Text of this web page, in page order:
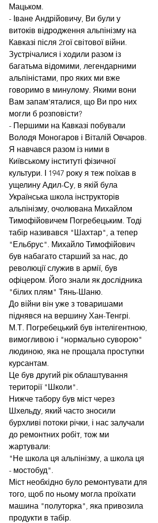
Мацьком.
- Іване Андрійовичу, Ви були у
витоків відродження альпінізму на
Кавказі після 2гої світової війни.
Зустрічалися і ходили разом із
багатьма відомими, легендарними
альпіністами, про яких ми вже
говоримо в минулому. Якими вони
Вам запам'яталися, що Ви про них
могли б розповісти?
- Першими на Кавказі побували
Володя Моногаров і Віталій Овчаров.
Я навчався разом із ними в
Київському інституті фізичної
культури. І 1947 року я теж поїхав в
ущелину Адил-Су, в якій була
Українська школа інструкторів
альпінізму, очолювана Михайлом
Тимофійовичем Погребецьким. Тоді
табір називався "Шахтар", а тепер
"Ельбрус". Михайло Тимофійович
був набагато старший за нас, до
революції служив в армії, був
офіцером. Його знали як дослідника
"білих плям" Тянь-Шаню.
До війни він уже з товаришами
піднявся на вершину Хан-Тенгрі.
М.Т. Погребецький був інтелігентною,
вимогливою і "нормально суворою"
людиною, яка не прощала проступки
курсантам.
Це був другий рік облаштування
території "Школи".
Нижче табору був міст через
Шхельду, який часто зносили
бурхливі потоки річки, і нас залучали
до ремонтних робіт, тож ми
жартували:
"Не школа ця альпінізму, а школа ця
- мостобуд".
Міст необхідно було ремонтувати для
того, щоб по ньому могла проїхати
машина "полуторка", яка привозила
продукти в табір.